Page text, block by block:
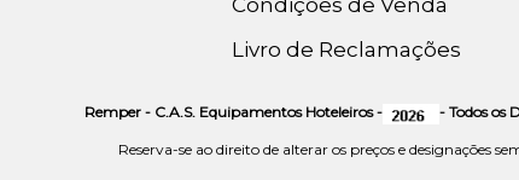
Condições de Venda
Livro de Reclamações
Remper - C.A.S. Equipamentos Hoteleiros - - Todos os
Reserva-se ao direito de alterar os preços e designações